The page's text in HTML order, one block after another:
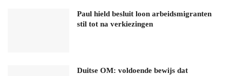
Paul hield besluit loon arbeidsmigranten
stil tot na verkiezingen
Duitse OM: voldoende bewijs dat